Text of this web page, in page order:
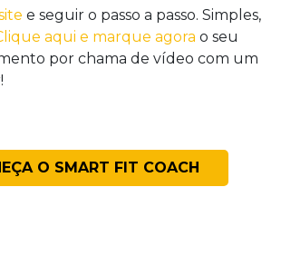
e seguir o passo a passo. Simples,
aqui e marque agora o seu
por chama de vídeo com um
O SMART FIT COACH